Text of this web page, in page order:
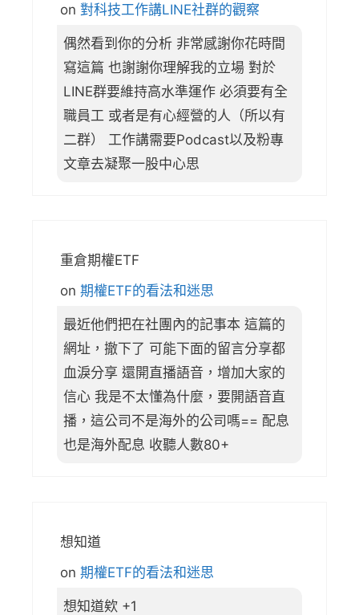
on 對科技工作講LINE社群的觀察
偶然看到你的分析 非常感謝你花時間
寫這篇 也謝謝你理解我的立場 對於
LINE群要維持高水準運作 必須要有全
職員工 或者是有心經營的人（所以有
二群） 工作講需要Podcast以及粉專
文章去凝聚一股中心思
重倉期權ETF
on 期權ETF的看法和迷思
最近他們把在社團內的記事本 這篇的
網址，撤下了 可能下面的留言分享都
血淚分享 還開直播語音，增加大家的
信心 我是不太懂為什麼，要開語音直
播，這公司不是海外的公司嗎== 配息
也是海外配息 收聽人數80+
想知道
on 期權ETF的看法和迷思
想知道欸 +1